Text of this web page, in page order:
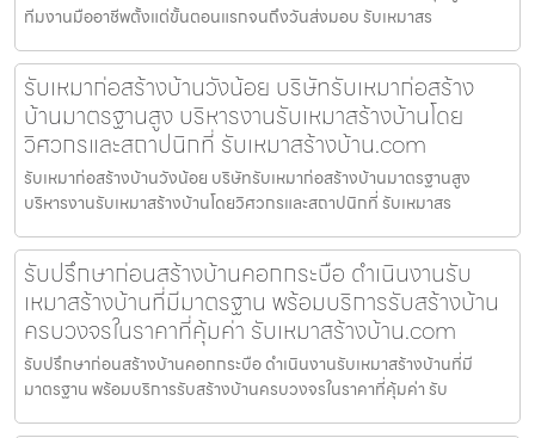
ทีมงานมืออาชีพตั้งแต่ขั้นตอนแรกจนถึงวันส่งมอบ รับเหมาสร
รับเหมาก่อสร้างบ้านวังน้อย บริษัทรับเหมาก่อสร้าง
บ้านมาตรฐานสูง บริหารงานรับเหมาสร้างบ้านโดย
วิศวกรและสถาปนิกที่ รับเหมาสร้างบ้าน.com
รับเหมาก่อสร้างบ้านวังน้อย บริษัทรับเหมาก่อสร้างบ้านมาตรฐานสูง
บริหารงานรับเหมาสร้างบ้านโดยวิศวกรและสถาปนิกที่ รับเหมาสร
รับปรึกษาก่อนสร้างบ้านคอกกระบือ ดำเนินงานรับ
เหมาสร้างบ้านที่มีมาตรฐาน พร้อมบริการรับสร้างบ้าน
ครบวงจรในราคาที่คุ้มค่า รับเหมาสร้างบ้าน.com
รับปรึกษาก่อนสร้างบ้านคอกกระบือ ดำเนินงานรับเหมาสร้างบ้านที่มี
มาตรฐาน พร้อมบริการรับสร้างบ้านครบวงจรในราคาที่คุ้มค่า รับ